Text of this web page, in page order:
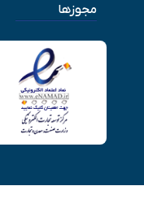
مجوزها